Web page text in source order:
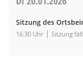
Sitzung des
16:30 Uhr Sitzung